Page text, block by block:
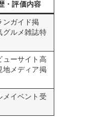
・評価内容
ンガイド掲
グルメ雑誌特
ューサイト高
地メディア掲
メイベント受